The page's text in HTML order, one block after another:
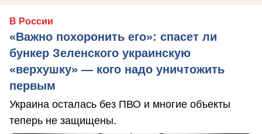
В России
«Важно похоронить его»: спасет ли
бункер Зеленского украинскую
«верхушку» — кого надо уничтожить
первым
Украина осталась без ПВО и многие объекты
теперь не защищены.